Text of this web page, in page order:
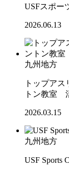
USFスポー
2026.06.13
九州地方
トップア
トン教室
2026.03.15
九州地方
USF Sports